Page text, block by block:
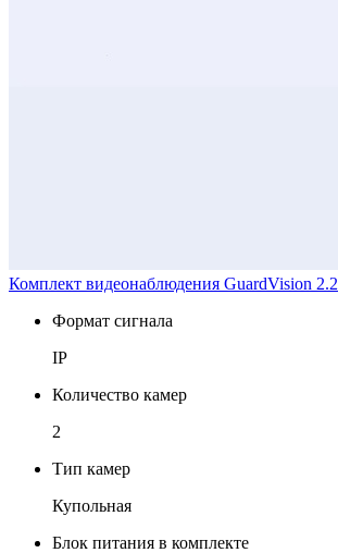
Комплект видеонаблюдения GuardVision 2.2
Формат сигнала
IP
Количество камер
2
Тип камер
Купольная
Блок питания в комплекте